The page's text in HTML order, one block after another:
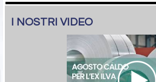
I NOSTRI VIDEO